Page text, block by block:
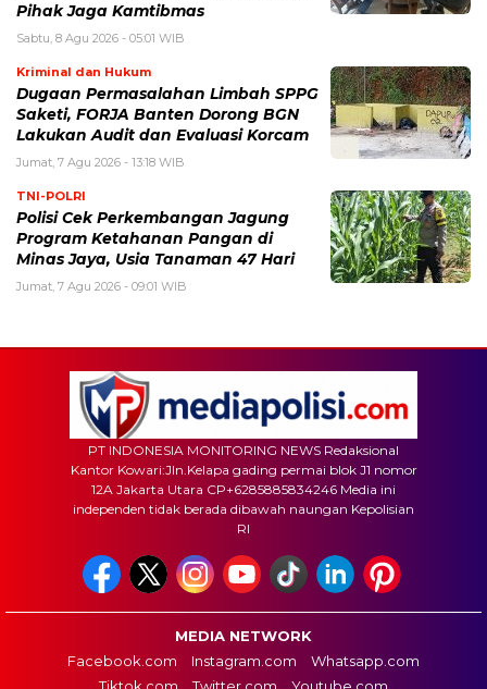
Pihak Jaga Kamtibmas
Sabtu, 8 Agu 2026 - 05:01 WIB
Kriminal dan Hukum
Dugaan Permasalahan Limbah SPPG
Saketi, FORJA Banten Dorong BGN
Lakukan Audit dan Evaluasi Korcam
Jumat, 7 Agu 2026 - 13:18 WIB
TNI-POLRI
Polisi Cek Perkembangan Jagung
Program Ketahanan Pangan di
Minas Jaya, Usia Tanaman 47 Hari
Jumat, 7 Agu 2026 - 09:01 WIB
PT INDONESIA MONITORING NEWS Redaksional
Kantor Kowari:Jln.Kelapa gading permai blok J1 nomor
12A Jakarta Utara CP+6285885834246 Media ini
independen tidak berada dibawah naungan Kepolisian
RI
MEDIA NETWORK
Facebook.com
Instagram.com
Whatsapp.com
Tiktok.com
Twitter.com Youtube.com